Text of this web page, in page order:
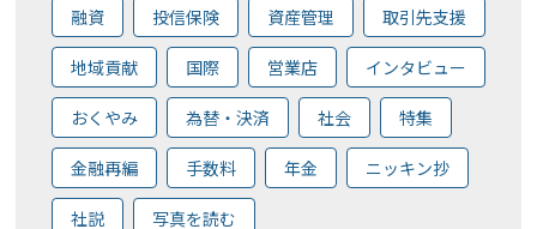
融資 投信保険 資産管理 取引先支援
地域貢献 国際 営業店 インタビュー
おくやみ 為替・決済 社会 特集
金融再編 手数料 年金 ニッキン抄
社説 写真を読む